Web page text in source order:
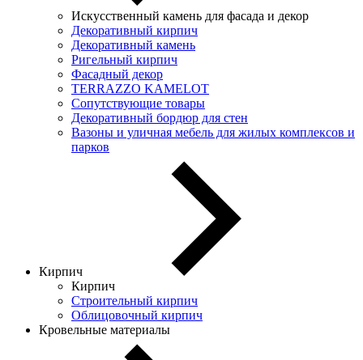
Искусственный камень для фасада и декор
Декоративный кирпич
Декоративный камень
Ригельный кирпич
Фасадный декор
TERRAZZO KAMELOT
Сопутствующие товары
Декоративный бордюр для стен
Вазоны и уличная мебель для жилых комплексов и
парков
Кирпич
Кирпич
Строительный кирпич
Облицовочный кирпич
Кровельные материалы